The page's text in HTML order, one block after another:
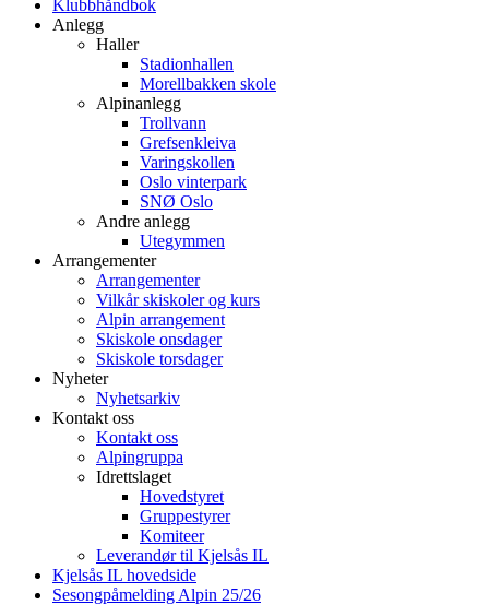
Klubbhåndbok
Anlegg
Haller
Stadionhallen
Morellbakken skole
Alpinanlegg
Trollvann
Grefsenkleiva
Varingskollen
Oslo vinterpark
SNØ Oslo
Andre anlegg
Utegymmen
Arrangementer
Arrangementer
Vilkår skiskoler og kurs
Alpin arrangement
Skiskole onsdager
Skiskole torsdager
Nyheter
Nyhetsarkiv
Kontakt oss
Kontakt oss
Alpingruppa
Idrettslaget
Hovedstyret
Gruppestyrer
Komiteer
Leverandør til Kjelsås IL
Kjelsås IL hovedside
Sesongpåmelding Alpin 25/26